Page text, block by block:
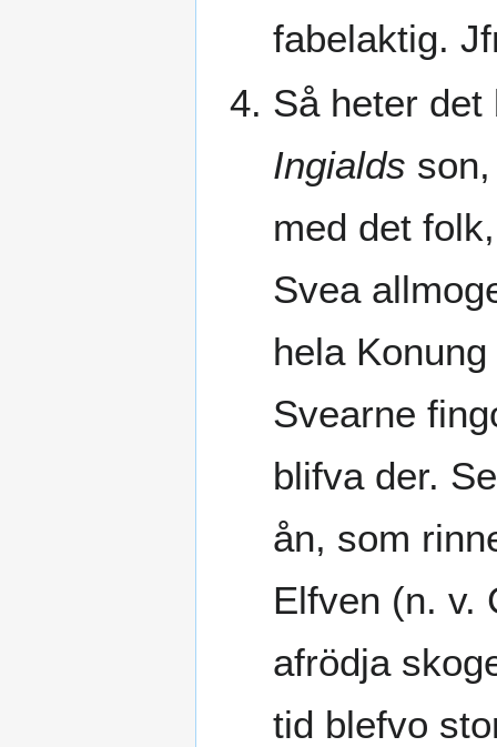
fabelaktig.
Så heter
Ingialds
med det
Svea
hela Konung
Svearne
blifva der.
ån, som
Elfven (n. v.
afrödja
tid blefvo